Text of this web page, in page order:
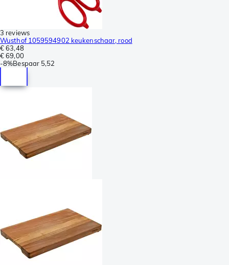
3 reviews
Wusthof 1059594902 keukenschaar, rood
€ 63,48
€ 69,00
-8%Bespaar 5,52